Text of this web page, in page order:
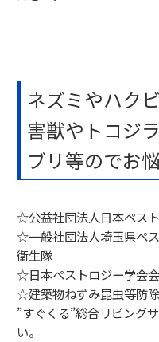
ネズミやハク
害獣やトコジ
ブリ等のでお
☆公益社団法人日本ペス
☆一般社団法人埼玉県ペ
衛生隊
☆日本ペストロジー学会
☆建築物ねずみ昆虫等防
”すぐくる”総合リビング
い。